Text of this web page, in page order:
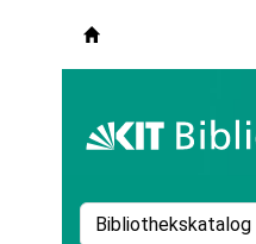
Suche im